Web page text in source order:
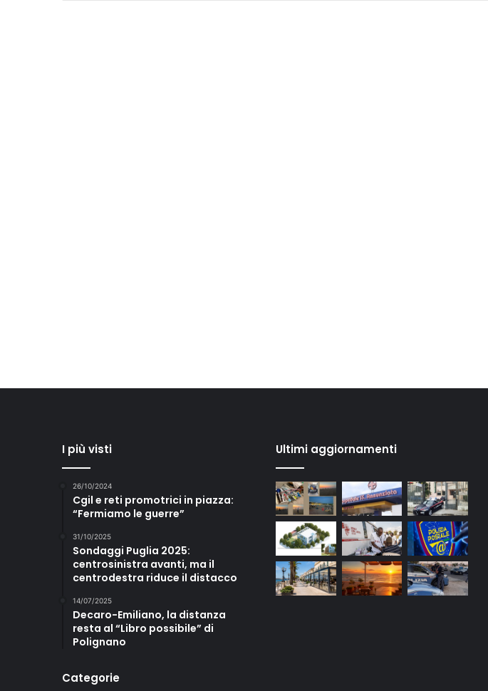
I più visti
26/10/2024
Cgil e reti promotrici in piazza:
“Fermiamo le guerre”
31/10/2025
Sondaggi Puglia 2025:
centrosinistra avanti, ma il
centrodestra riduce il distacco
14/07/2025
Decaro-Emiliano, la distanza
resta al “Libro possibile” di
Polignano
Categorie
Ultimi aggiornamenti